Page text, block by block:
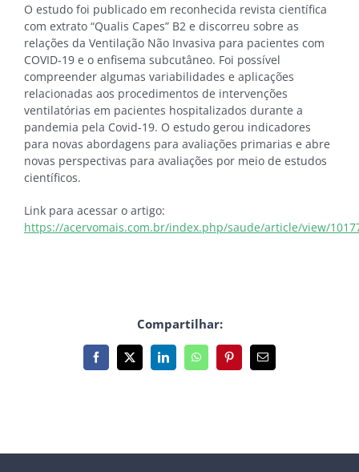
O estudo foi publicado em reconhecida revista científica
com extrato “Qualis Capes” B2 e discorreu sobre as
relações da Ventilação Não Invasiva para pacientes com
COVID-19 e o enfisema subcutâneo. Foi possível
compreender algumas variabilidades e aplicações
relacionadas aos procedimentos de intervenções
ventilatórias em pacientes hospitalizados durante a
pandemia pela Covid-19. O estudo gerou indicadores
para novas abordagens para avaliações primarias e abre
novas perspectivas para avaliações por meio de estudos
científicos.
Link para acessar o artigo:
https://acervomais.com.br/index.php/saude/article/view/
Compartilhar:
Facebook
X LinkedInWhatsAppPinterest
E-
mail